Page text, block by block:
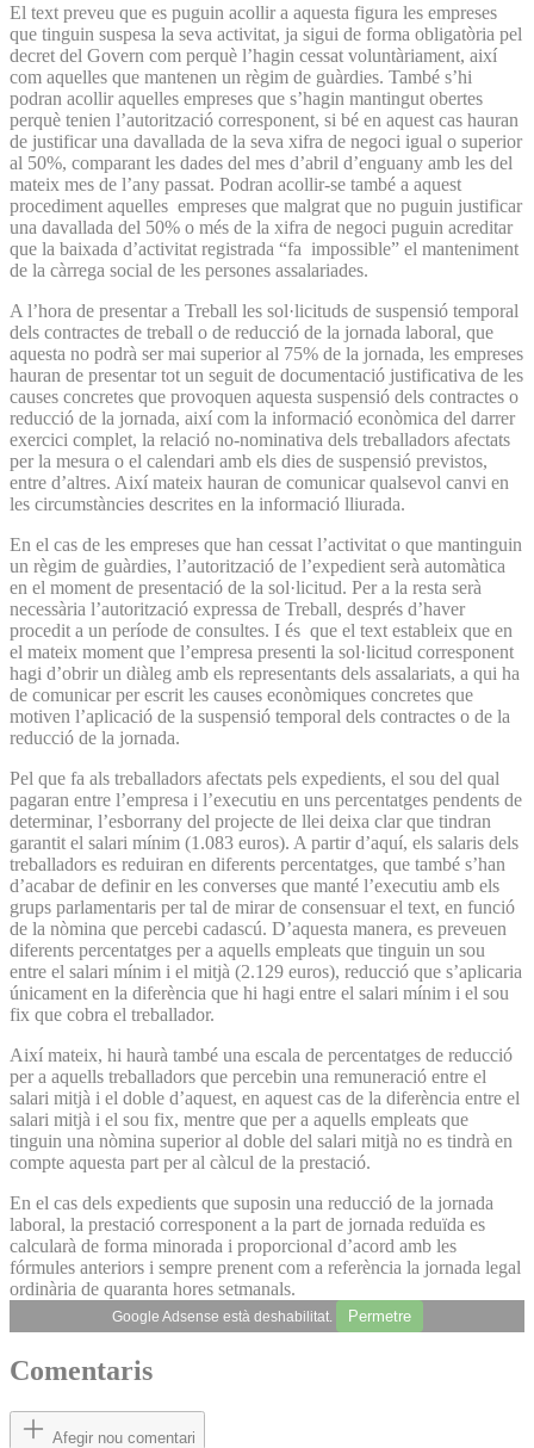
El text preveu que es puguin acollir a aquesta figura les empreses
que tinguin suspesa la seva activitat, ja sigui de forma obligatòria pel
decret del Govern com perquè l’hagin cessat voluntàriament, així
com aquelles que mantenen un règim de guàrdies. També s’hi
podran acollir aquelles empreses que s’hagin mantingut obertes
perquè tenien l’autorització corresponent, si bé en aquest cas hauran
de justificar una davallada de la seva xifra de negoci igual o superior
al 50%, comparant les dades del mes d’abril d’enguany amb les del
mateix mes de l’any passat. Podran acollir-se també a aquest
procediment aquelles empreses que malgrat que no puguin justificar
una davallada del 50% o més de la xifra de negoci puguin acreditar
que la baixada d’activitat registrada “fa impossible” el manteniment
de la càrrega social de les persones assalariades.
A l’hora de presentar a Treball les sol·licituds de suspensió temporal
dels contractes de treball o de reducció de la jornada laboral, que
aquesta no podrà ser mai superior al 75% de la jornada, les empreses
hauran de presentar tot un seguit de documentació justificativa de les
causes concretes que provoquen aquesta suspensió dels contractes o
reducció de la jornada, així com la informació econòmica del darrer
exercici complet, la relació no-nominativa dels treballadors afectats
per la mesura o el calendari amb els dies de suspensió previstos,
entre d’altres. Així mateix hauran de comunicar qualsevol canvi en
les circumstàncies descrites en la informació lliurada.
En el cas de les empreses que han cessat l’activitat o que mantinguin
un règim de guàrdies, l’autorització de l’expedient serà automàtica
en el moment de presentació de la sol·licitud. Per a la resta serà
necessària l’autorització expressa de Treball, després d’haver
procedit a un període de consultes. I és que el text estableix que en
el mateix moment que l’empresa presenti la sol·licitud corresponent
hagi d’obrir un diàleg amb els representants dels assalariats, a qui ha
de comunicar per escrit les causes econòmiques concretes que
motiven l’aplicació de la suspensió temporal dels contractes o de la
reducció de la jornada.
Pel que fa als treballadors afectats pels expedients, el sou del qual
pagaran entre l’empresa i l’executiu en uns percentatges pendents de
determinar, l’esborrany del projecte de llei deixa clar que tindran
garantit el salari mínim (1.083 euros). A partir d’aquí, els salaris dels
treballadors es reduiran en diferents percentatges, que també s’han
d’acabar de definir en les converses que manté l’executiu amb els
grups parlamentaris per tal de mirar de consensuar el text, en funció
de la nòmina que percebi cadascú. D’aquesta manera, es preveuen
diferents percentatges per a aquells empleats que tinguin un sou
entre el salari mínim i el mitjà (2.129 euros), reducció que s’aplicaria
únicament en la diferència que hi hagi entre el salari mínim i el sou
fix que cobra el treballador.
Així mateix, hi haurà també una escala de percentatges de reducció
per a aquells treballadors que percebin una remuneració entre el
salari mitjà i el doble d’aquest, en aquest cas de la diferència entre el
salari mitjà i el sou fix, mentre que per a aquells empleats que
tinguin una nòmina superior al doble del salari mitjà no es tindrà en
compte aquesta part per al càlcul de la prestació.
En el cas dels expedients que suposin una reducció de la jornada
laboral, la prestació corresponent a la part de jornada reduïda es
calcularà de forma minorada i proporcional d’acord amb les
fórmules anteriors i sempre prenent com a referència la jornada legal
ordinària de quaranta hores setmanals.
Google Adsense està deshabilitat. Permetre
Comentaris
Afegir nou comentari